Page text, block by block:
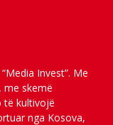
Invest”. Me
me skemë
të kultivojë
nga Kosova,